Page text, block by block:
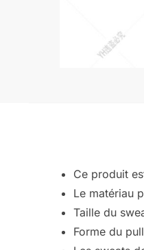
Ce produit
Le matériau
Taille du
Forme du